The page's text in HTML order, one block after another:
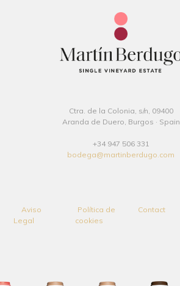
Ctra. de la Colonia, s/n, 09400
Aranda de Duero, Burgos · Spain
+34 947 506 331
bodega@martinberdugo.com
Aviso
Legal
Política de
cookies
Contact